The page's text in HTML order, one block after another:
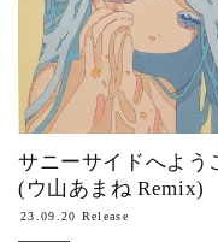
サニーサイドへよう
(ウ山あまね Remix)
23.09.20 Release